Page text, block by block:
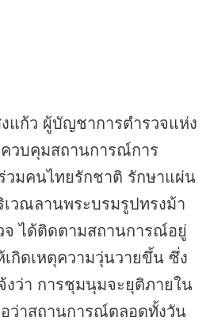
แก้ว ผู้บัญชาการตำรวจแห่ง
วบคุมสถานการณ์การ
มคนไทยรักชาติ รักษาแผ่น
วณลานพระบรมรูปทรงม้า
ได้ติดตามสถานการณ์อยู่
เกิดเหตุความวุ่นวายขึ้น ซึ่ง
งว่า การชุมนุมจะยุติภายใน
ว่าสถานการณ์ตลอดทั้งวัน